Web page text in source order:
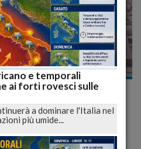
di arrivo nuovo
e temporali
ai forti rovesci sulle
a dominare l'Italia nel
più umide...